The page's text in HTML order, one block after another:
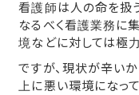
看護師は人の命を扱
なるべく看護業務に
境などに対しては極
ですが、現状が辛い
上に悪い環境になっ